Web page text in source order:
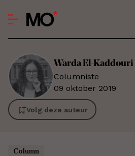
WardaEl-Kaddouri
Columniste
09 oktober 2019
Volg deze auteur
Column